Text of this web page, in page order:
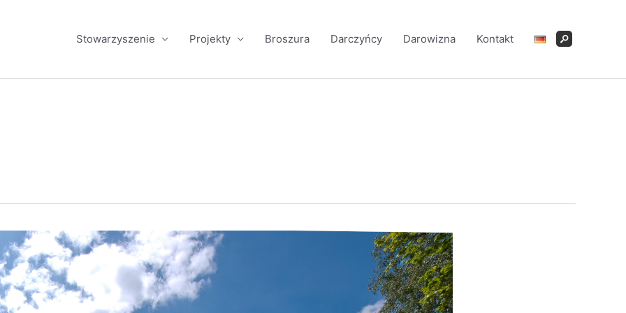
Stowarzyszenie Projekty Broszura Darczyńcy Darowizna Kontakt